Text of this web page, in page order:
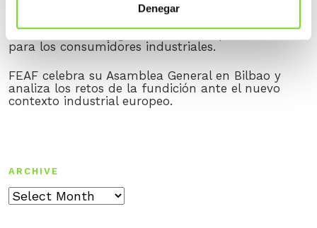
Denegar
Foro de Descarbonización de la Industria -
infraestructuras y generar nuevas oportunidades
para los consumidores industriales.
FEAF celebra su Asamblea General en Bilbao y
analiza los retos de la fundición ante el nuevo
contexto industrial europeo.
ARCHIVE
Archive